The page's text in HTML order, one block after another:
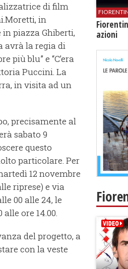
di film
in
piazza Ghiberti,
avrà la regia di
più blu” e “C’era
Puccini. La
in visita ad un
precisamente al
sabato 9
questo
particolare. Per
12 novembre
riprese) e via
00 alle 24, le
ore 14.00.
del progetto, a
con la veste
azioni